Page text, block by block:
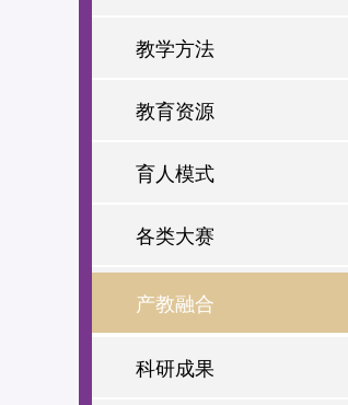
教学方法
教育资源
育人模式
各类大赛
产教融合
科研成果